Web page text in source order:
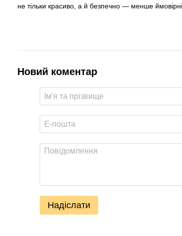
не тільки красиво, а й безпечно — менше
Новий коментар
Надіслати